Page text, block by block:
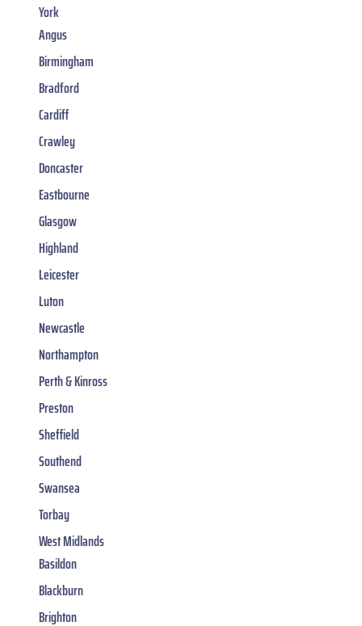
York
Angus
Birmingham
Bradford
Cardiff
Crawley
Doncaster
Eastbourne
Glasgow
Highland
Leicester
Luton
Newcastle
Northampton
Perth & Kinross
Preston
Sheffield
Southend
Swansea
Torbay
West Midlands
Basildon
Blackburn
Brighton